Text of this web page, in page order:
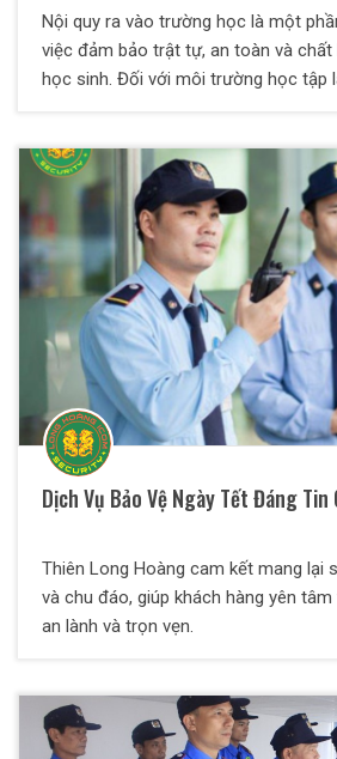
Nội quy ra vào trường học là một
việc đảm bảo trật tự, an toàn và
học sinh. Đối với môi trường học tập
Dịch Vụ Bảo Vệ Ngày Tết Đáng Tin
Thiên Long Hoàng cam kết mang lại
và chu đáo, giúp khách hàng yên
an lành và trọn vẹn.